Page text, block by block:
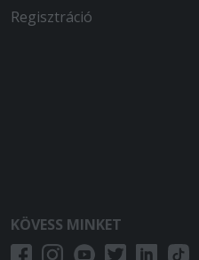
Regisztráció
KÖVESS MINKET